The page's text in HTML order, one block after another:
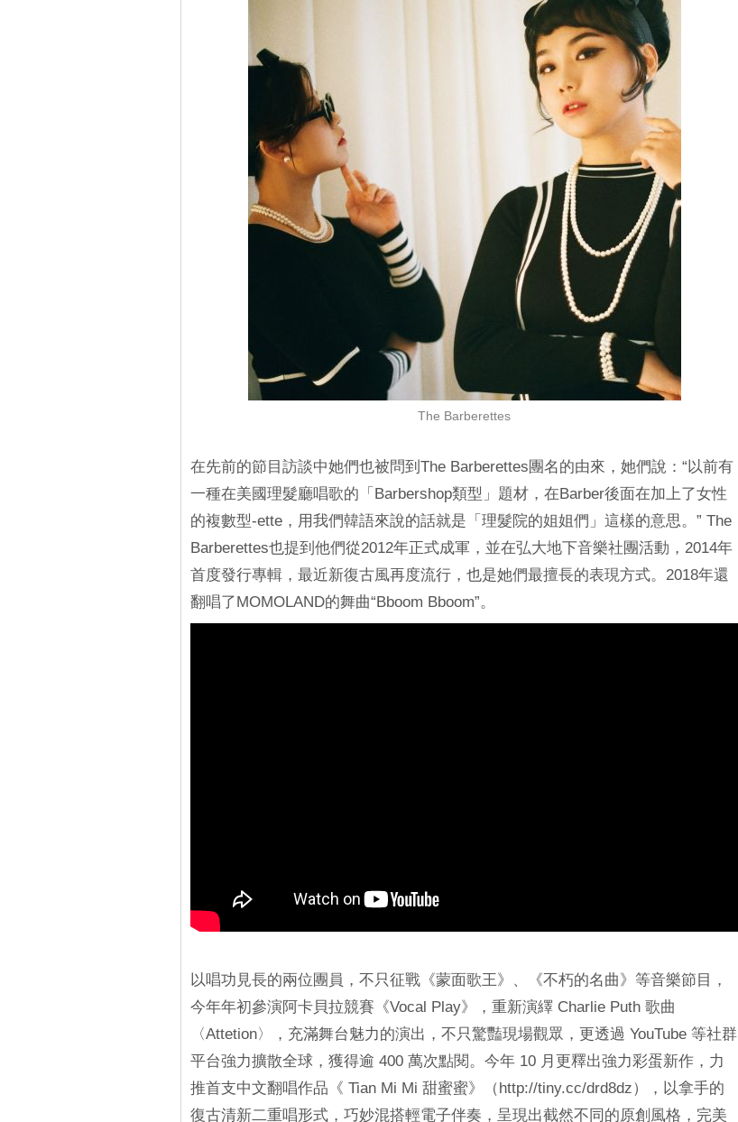
The Barberettes
在先前的節目訪談中她們也被問到The Barberettes團名的由來，她們說：“以前有
一種在美國理髮廳唱歌的「Barbershop類型」題材，在Barber後面在加上了女性
的複數型-ette，用我們韓語來說的話就是「理髮院的姐姐們」這樣的意思。” The
Barberettes也提到他們從2012年正式成軍，並在弘大地下音樂社團活動，2014年
首度發行專輯，最近新復古風再度流行，也是她們最擅長的表現方式。2018年還
翻唱了MOMOLAND的舞曲“Bboom Bboom”。
以唱功見長的兩位團員，不只征戰《蒙面歌王》、《不朽的名曲》等音樂節目，
今年年初參演阿卡貝拉競賽《Vocal Play》，重新演繹 Charlie Puth 歌曲
〈Attetion〉，充滿舞台魅力的演出，不只驚豔現場觀眾，更透過 YouTube 等社群
平台強力擴散全球，獲得逾 400 萬次點閱。今年 10 月更釋出強力彩蛋新作，力
推首支中文翻唱作品《 Tian Mi Mi 甜蜜蜜》（http://tiny.cc/drd8dz），以拿手的
復古清新二重唱形式，巧妙混搭輕電子伴奏，呈現出截然不同的原創風格，完美